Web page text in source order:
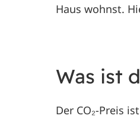
Haus wohnst.
Was ist
Der CO₂-Preis